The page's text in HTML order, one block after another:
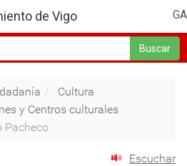
GA
de Vigo
Buscar
Cultura
y Centros culturales
Pacheco
Escuchar